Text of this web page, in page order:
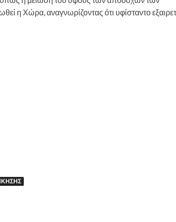
η Χώρα, αναγνωρίζοντας ότι υφίσταντο